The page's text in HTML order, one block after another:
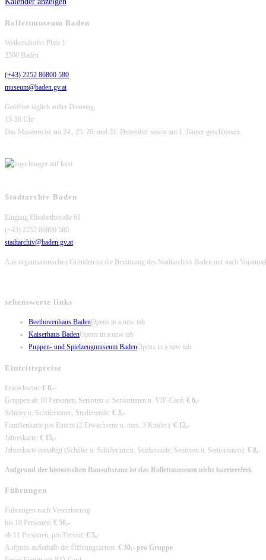
Rollettmuseum Baden
Weikersdorfer Platz 1
2500 Baden
(+43) 2252 86800 580
museum@baden.gv.at
Geöffnet täglich außer Dienstag,
15-18 Uhr
Das Museum ist am 24., 25. 26. und 31. Dezember sowie am 1. Jänner geschlossen.
Stadtarchiv Baden
Eingang Elisabethstraße 61
(+43) 2252 86800 580
stadtarchiv@baden.gv.at
Aus organisatorischen Gründen ist die Benützung des Stadtarchivs Baden nur nach
sehenswerte links
Beethovenhaus BadenOpens in a new tab
Kaiserhaus BadenOpens in a new tab
Puppen- und Spielzeugmuseum BadenOpens in a new tab
Eintrittspreise
Erwachsene: € 8,-
Gruppen ab 10 Personen, Senioren u. Seniorinnen u. VIP-Card: € 6,-
Schüler u. Schülerinnen, Studierende: € 3,-
Familienkarte pro Eintritt (2 Erwachsene u. max. 3 Kinder): € 12,-
Jahreskarte: € 15,-
Jahreskarte ermäßigt (Schüler u. Schülerinnen, Studierende, Senioren u. Seniorinnen): € 8,-
Aufgrund der historischen Bausubstanz ist das Rollettmuseum nicht barrierefrei.
Führungen
Führungen nach Vereinbarung
bis 10 Personen: € 50,-
ab 11 Personen, pro Person: € 5,-
Aufpreis außerhalb der Öffnungszeiten: € 30,- pro Gruppe